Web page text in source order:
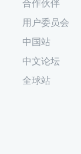
合作伙伴
用户委员会
中国站
中文论坛
全球站